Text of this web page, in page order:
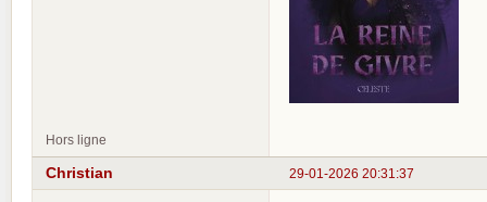
Hors ligne
29-01-2026 20:31:37
Christian